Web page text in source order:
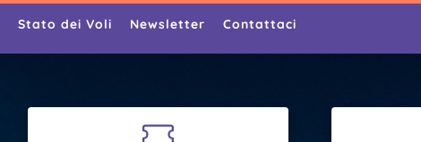
Stato dei Voli Newsletter Contattaci